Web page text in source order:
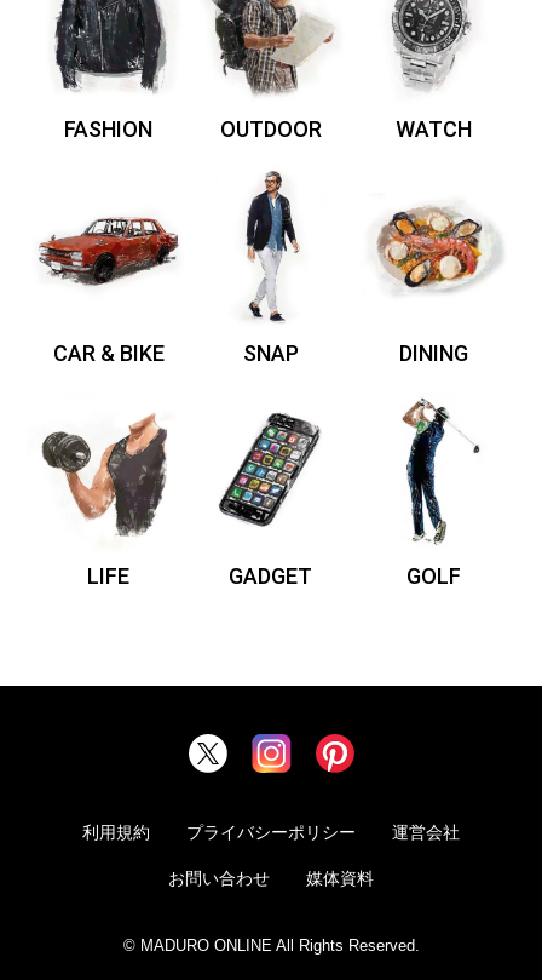
FASHION OUTDOOR WATCH
CAR & BIKE SNAP DINING
LIFE GADGET GOLF
利用規約 プライバシーポリシー 運営会社
お問い合わせ 媒体資料
© MADURO ONLINE All Rights Reserved.